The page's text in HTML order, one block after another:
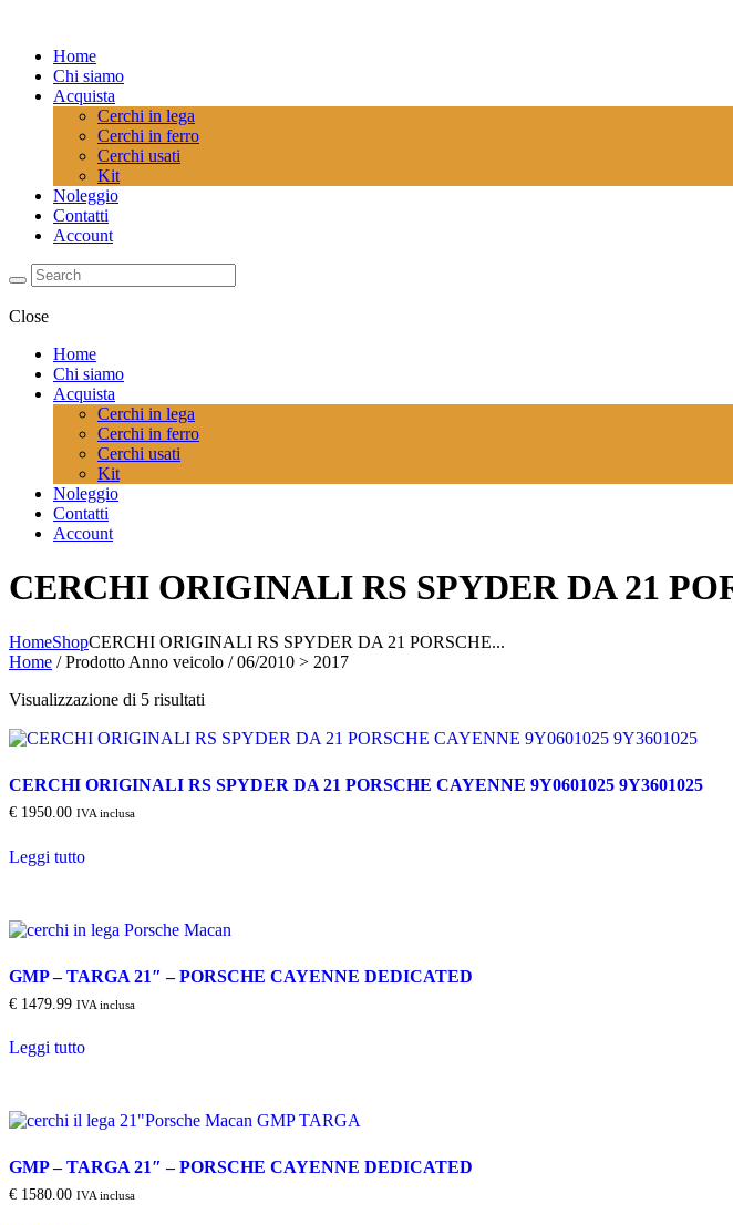
Home
Chi siamo
Acquista
Cerchi in lega
Cerchi in ferro
Cerchi usati
Kit
Noleggio
Contatti
Account
Close
Home
Chi siamo
Acquista
Cerchi in lega
Cerchi in ferro
Cerchi usati
Kit
Noleggio
Contatti
Account
CERCHI ORIGINALI RS SPYDER DA 21
HomeShopCERCHI ORIGINALI RS SPYDER DA 21 PORSCHE...
Home / Prodotto Anno veicolo / 06/2010 > 2017
Visualizzazione di 5 risultati
base
più
CERCHI ORIGINALI RS SPYDER DA 21 PORSCHE CAYENNE 9Y0601025 9Y3601025
€ 1950.00 IVA inclusa
Leggi tutto
GMP – TARGA 21″ – PORSCHE CAYENNE DEDICATED
€ 1479.99 IVA inclusa
Leggi tutto
GMP – TARGA 21″ – PORSCHE CAYENNE DEDICATED
€ 1580.00 IVA inclusa